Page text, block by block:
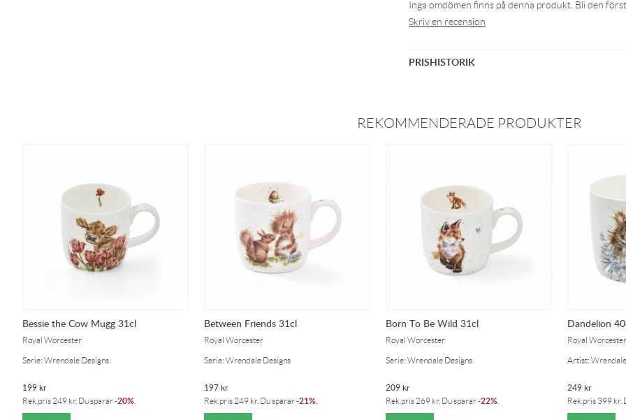
Inga omdömen finns på denna produkt. Bli den
Skriv en recension
PRISHISTORIK
REKOMMENDERADE PRODUKTER
Bessie the Cow Mugg 31cl
Royal Worcester
Serie: Wrendale Designs
199kr
Rek.pris 249 kr. Du sparar-20%
Between Friends 31cl
Royal Worcester
Serie: Wrendale Designs
197kr
Rek.pris 249 kr. Du sparar-21%
Born To Be Wild 31cl
Royal Worcester
Serie: Wrendale Designs
209kr
Rek.pris 269 kr. Du sparar-22%
Dandelion
Royal Worcester
Artist: Wrendale
249kr
Rek.pris 399 kr.